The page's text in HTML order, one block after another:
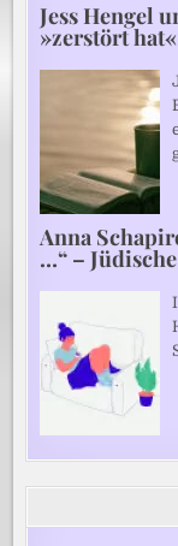
Jess Hengel
»zerstört
Anna
…“ –